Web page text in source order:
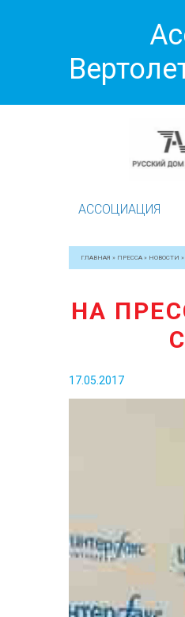
АССОЦИАЦИЯ
ГЛАВНАЯ » ПРЕССА » НОВОСТИ »
НА
17.05.2017